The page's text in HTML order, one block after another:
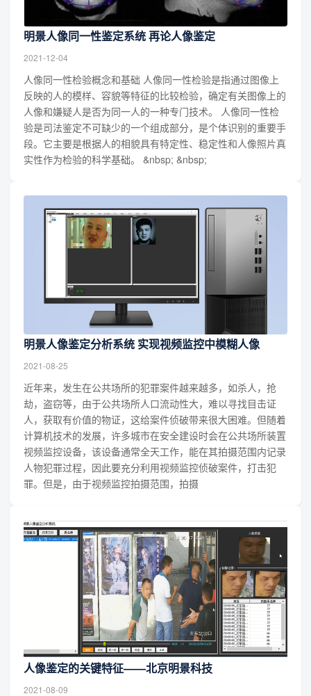
明景人像同一性鉴定系统 再论人像鉴定
2021-12-04
人像同一性检验概念和基础 人像同一性检验是指通过图像上
反映的人的模样、容貌等特征的比较检验，确定有关图像上的
人像和嫌疑人是否为同一人的一种专门技术。 人像同一性检
验是司法鉴定不可缺少的一个组成部分，是个体识别的重要手
段。它主要是根据人的相貌具有特定性、稳定性和人像照片真
实性作为检验的科学基础。 &nbsp; &nbsp;
明景人像鉴定分析系统 实现视频监控中模糊人像
2021-08-25
近年来，发生在公共场所的犯罪案件越来越多，如杀人，抢
劫，盗窃等，由于公共场所人口流动性大，难以寻找目击证
人，获取有价值的物证，这给案件侦破带来很大困难。但随着
计算机技术的发展，许多城市在安全建设时会在公共场所装置
视频监控设备，该设备通常全天工作，能在其拍摄范围内记录
人物犯罪过程，因此要充分利用视频监控侦破案件，打击犯
罪。但是，由于视频监控拍摄范围，拍摄
人像鉴定的关键特征——北京明景科技
2021-08-09